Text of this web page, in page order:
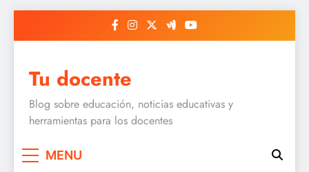
Tu docente
Blog sobre educación, noticias educativas y
herramientas para los docentes
MENU